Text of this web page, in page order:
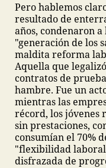
Pero hablemos
resultado de
años, condenaron
"generación de los
maldita reforma
Aquella que
contratos de
hambre. Fue un
mientras las
récord, los jóvenes
sin prestaciones,
consumían el 70%
"flexibilidad
disfrazada de